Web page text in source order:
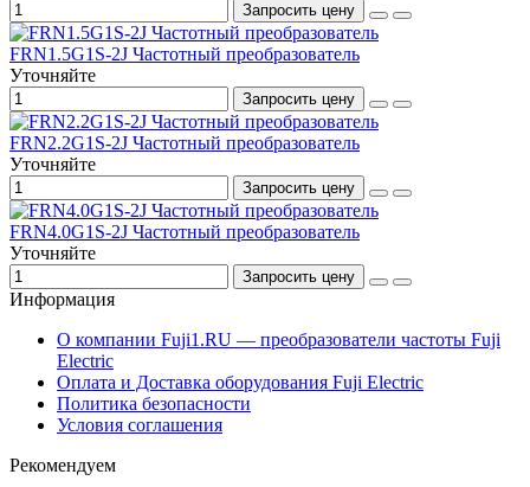
Запросить цену
FRN1.5G1S-2J Частотный преобразователь
Уточняйте
Запросить цену
FRN2.2G1S-2J Частотный преобразователь
Уточняйте
Запросить цену
FRN4.0G1S-2J Частотный преобразователь
Уточняйте
Запросить цену
Информация
О компании Fuji1.RU — преобразователи частоты Fuji
Electric
Оплата и Доставка оборудования Fuji Electric
Политика безопасности
Условия соглашения
Рекомендуем